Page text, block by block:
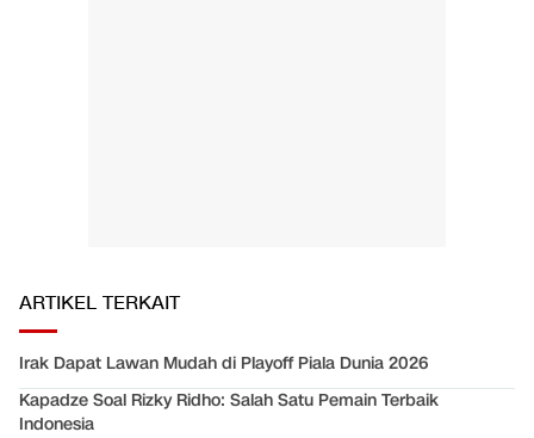
ARTIKEL TERKAIT
Irak Dapat Lawan Mudah di Playoff Piala Dunia 2026
Kapadze Soal Rizky Ridho: Salah Satu Pemain Terbaik
Indonesia